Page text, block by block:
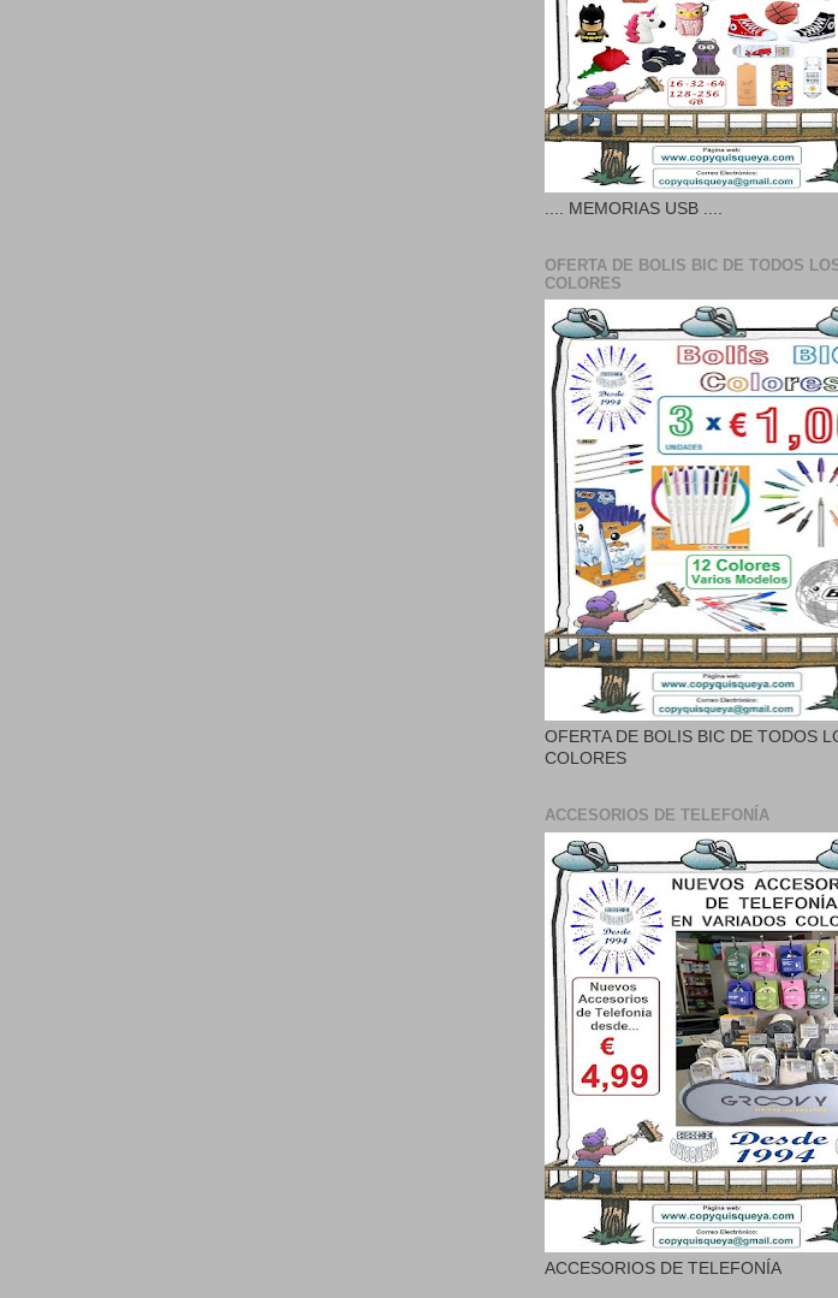
.... MEMORIAS USB ....
OFERTA DE BOLIS BIC DE TODOS
COLORES
OFERTA DE BOLIS BIC DE TODOS
COLORES
ACCESORIOS DE TELEFONÍA
ACCESORIOS DE TELEFONÍA